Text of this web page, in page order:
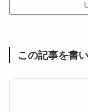
この記事を書